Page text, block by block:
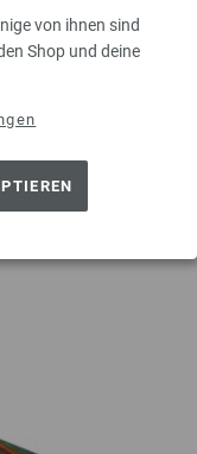
von ihnen sind
Shop und deine